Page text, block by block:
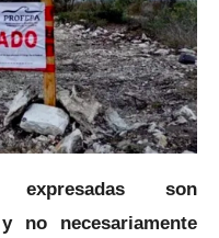
son
no necesariamente